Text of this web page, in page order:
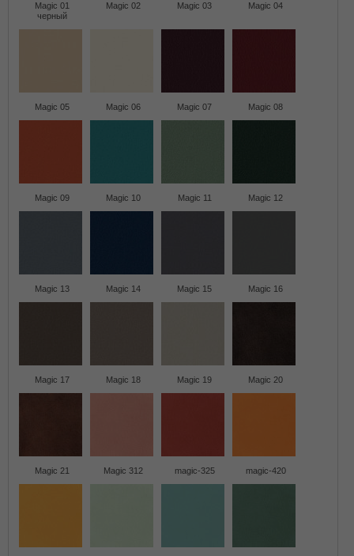
Magic 01
черный
Magic 02 Magic 03 Magic 04
Magic 05 Magic 06 Magic 07 Magic 08
Magic 09 Magic 10 Magic 11 Magic 12
Magic 13 Magic 14 Magic 15 Magic 16
Magic 17 Magic 18 Magic 19 Magic 20
Magic 21 Magic 312 magic-325 magic-420